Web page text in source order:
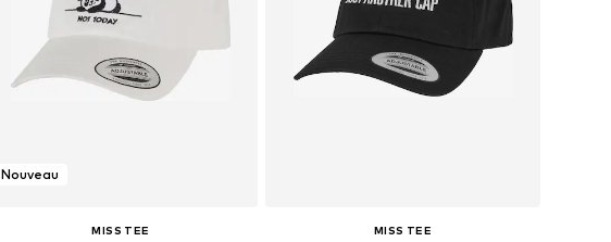
Nouveau
MISS TEE MISS TEE